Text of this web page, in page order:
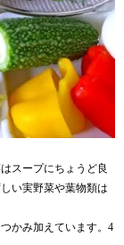
スープにちょうど良
い実野菜や葉物類は
かみ加えています。4